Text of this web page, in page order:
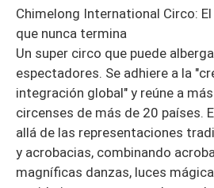
Chimelong International Circo:
que nunca termina
Un super circo que puede
espectadores. Se adhiere a la
integración global" y reúne a
circenses de más de 20 países.
allá de las representaciones
y acrobacias, combinando
magníficas danzas, luces